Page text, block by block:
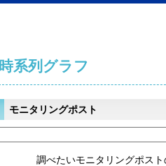
時系列グラフ
モニタリングポスト
調べたいモニタリングポス